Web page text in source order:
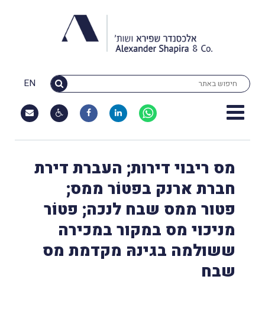
EN
מס ריבוי דירות; העברת דירת
חברת ארנק בפטוֹר ממס;
פטור ממס שבח לנכה; פטוֹר
מניכוי מס במקור במכירה
ששולמה בגינהּ מקדמת מס
שבח